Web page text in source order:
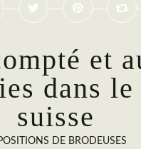
et
dans le
suisse
DE BRODEUSES